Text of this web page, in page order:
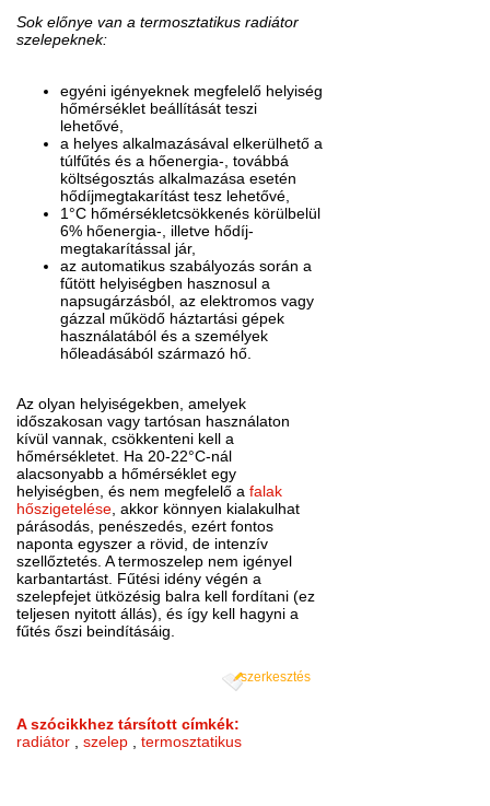
Sok előnye van a termosztatikus radiátor
szelepeknek:
egyéni igényeknek megfelelő helyiség
hőmérséklet beállítását teszi
lehetővé,
a helyes alkalmazásával elkerülhető a
túlfűtés és a hőenergia-, továbbá
költségosztás alkalmazása esetén
hődíjmegtakarítást tesz lehetővé,
1°C hőmérsékletcsökkenés körülbelül
6% hőenergia-, illetve hődíj-
megtakarítással jár,
az automatikus szabályozás során a
fűtött helyiségben hasznosul a
napsugárzásból, az elektromos vagy
gázzal működő háztartási gépek
használatából és a személyek
hőleadásából származó hő.
Az olyan helyiségekben, amelyek
időszakosan vagy tartósan használaton
kívül vannak, csökkenteni kell a
hőmérsékletet. Ha 20-22°C-nál
alacsonyabb a hőmérséklet egy
helyiségben, és nem megfelelő afalak
hőszigetelése , akkor könnyen kialakulhat
párásodás, penészedés, ezért fontos
naponta egyszer a rövid, de intenzív
szellőztetés. A termoszelep nem igényel
karbantartást. Fűtési idény végén a
szelepfejet ütközésig balra kell fordítani (ez
teljesen nyitott állás), és így kell hagyni a
fűtés őszi beindításáig.
szerkesztés
A szócikkhez társított címkék:
radiátor ,szelep ,termosztatikus